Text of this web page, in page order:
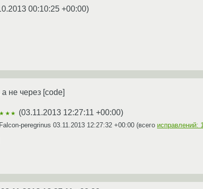
00:10:25 +00:00)
не через [code]
(03.11.2013 12:27:11 +00:00)
peregrinus 03.11.2013 12:27:32 +00:00 (всего исправлений: 1